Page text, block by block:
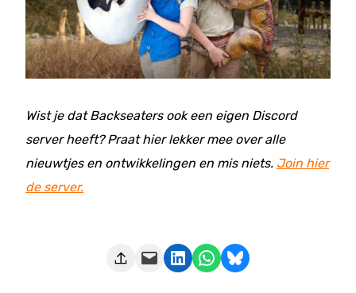
Wist je dat Backseaters ook een eigen Discord
server heeft? Praat hier lekker mee over alle
nieuwtjes en ontwikkelingen en mis niets. Join hier
de server.
Deze pagina e-mailen Delen op LinkedIn Delen via WhatsApp Share on Bluesky